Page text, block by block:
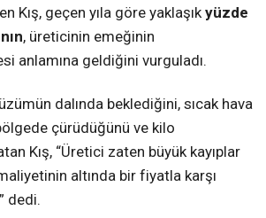
Kış, geçen yıla göre yaklaşıkyüzde
, üreticinin emeğinin
anlamına geldiğini vurguladı.
dalında beklediğini, sıcak hava
çürüdüğünü ve kilo
Kış, “Üretici zaten büyük kayıplar
altında bir fiyatla karşı
dedi.